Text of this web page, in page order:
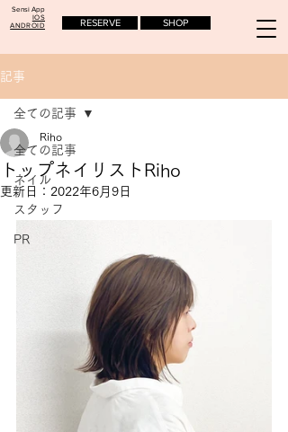
SHOP
Sensi App
IOS
ANDROID
RESERVE
記事
全ての記事
ネイル
スタッフ
PR
全ての記事
トップネイリストRiho
Riho
更新日： 2022年6月9日